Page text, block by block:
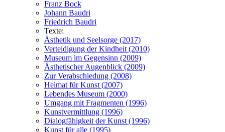
Franz Bock
Johann Baudri
Friedrich Baudri
Texte:
Ästhetik und Seelsorge (2017)
Verteidigung der Kindheit (2010)
Museum im Gegensinn (2009)
Ästhetischer Augenblick (2009)
Zur Verabschiedung (2008)
Heimat für Kunst (2007)
Lebendes Museum (2000)
Umgang mit Fragmenten (1996)
Kunstvermittlung (1996)
Dialogfähigkeit der Kunst (1996)
Kunst für alle (1995)